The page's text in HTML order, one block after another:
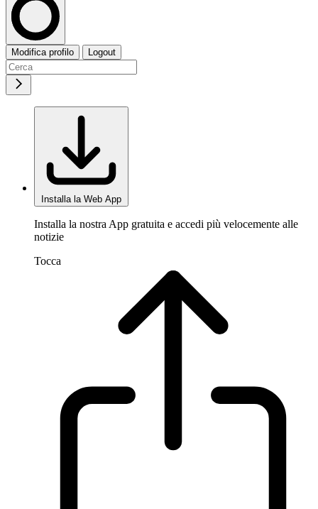
Modifica profilo Logout
Installa la Web App
Installa la nostra App gratuita e accedi più velocemente alle
notizie
Tocca